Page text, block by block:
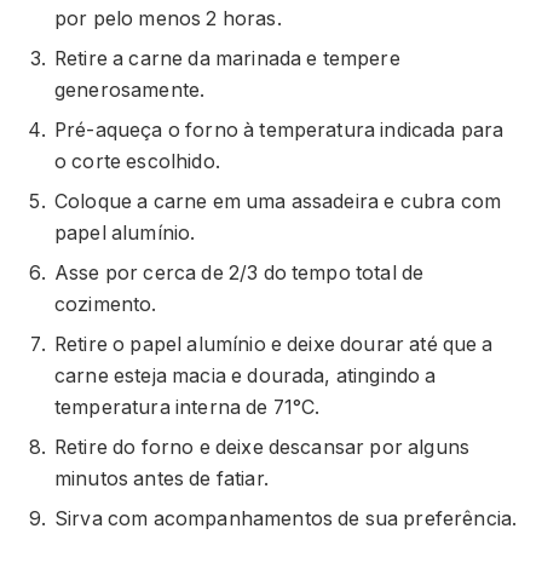
por pelo menos 2 horas.
Retire a carne da marinada e tempere
generosamente.
Pré-aqueça o forno à temperatura indicada para
o corte escolhido.
Coloque a carne em uma assadeira e cubra com
papel alumínio.
Asse por cerca de 2/3 do tempo total de
cozimento.
Retire o papel alumínio e deixe dourar até que a
carne esteja macia e dourada, atingindo a
temperatura interna de 71°C.
Retire do forno e deixe descansar por alguns
minutos antes de fatiar.
Sirva com acompanhamentos de sua preferência.